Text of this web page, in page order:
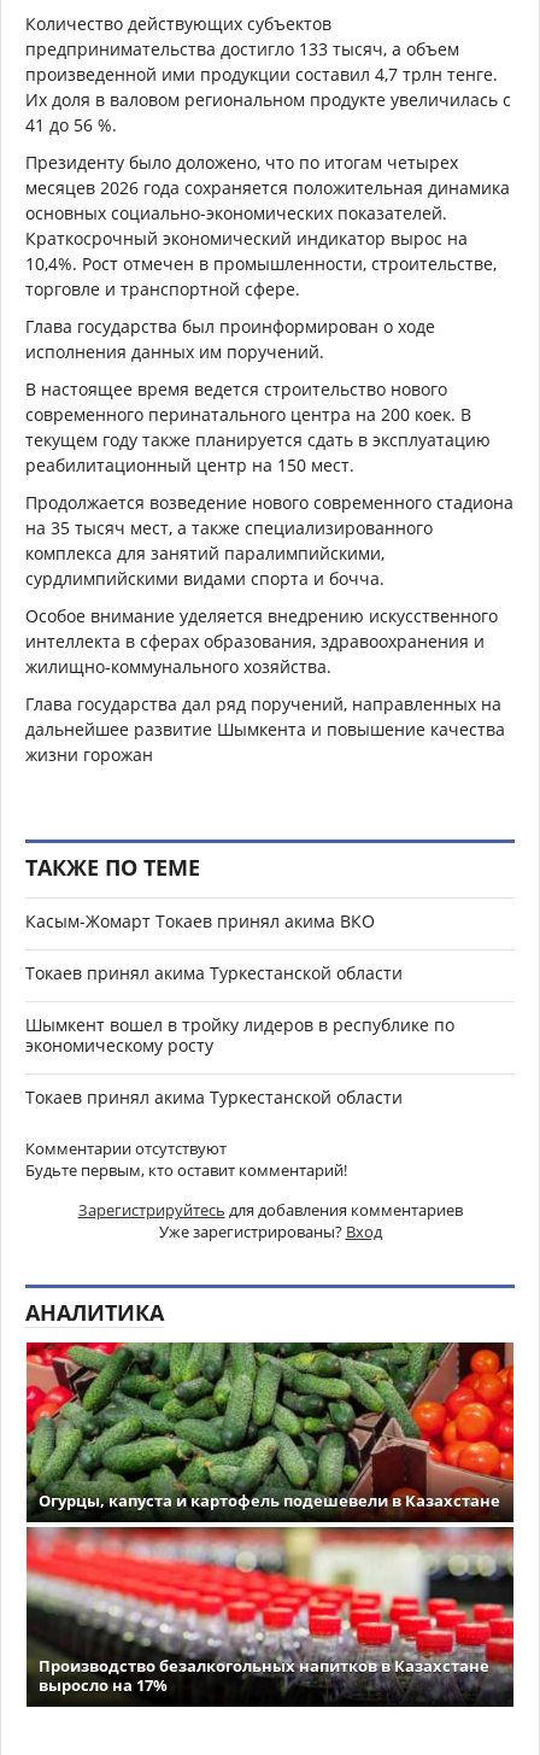
Количество действующих субъектов
предпринимательства достигло 133 тысяч, а объем
произведенной ими продукции составил 4,7 трлн тенге.
Их доля в валовом региональном продукте увеличилась с
41 до 56 %.
Президенту было доложено, что по итогам четырех
месяцев 2026 года сохраняется положительная динамика
основных социально-экономических показателей.
Краткосрочный экономический индикатор вырос на
10,4%. Рост отмечен в промышленности, строительстве,
торговле и транспортной сфере.
Глава государства был проинформирован о ходе
исполнения данных им поручений.
В настоящее время ведется строительство нового
современного перинатального центра на 200 коек. В
текущем году также планируется сдать в эксплуатацию
реабилитационный центр на 150 мест.
Продолжается возведение нового современного стадиона
на 35 тысяч мест, а также специализированного
комплекса для занятий паралимпийскими,
сурдлимпийскими видами спорта и бочча.
Особое внимание уделяется внедрению искусственного
интеллекта в сферах образования, здравоохранения и
жилищно-коммунального хозяйства.
Глава государства дал ряд поручений, направленных на
дальнейшее развитие Шымкента и повышение качества
жизни горожан
ТАКЖЕ ПО ТЕМЕ
Касым-Жомарт Токаев принял акима ВКО
Токаев принял акима Туркестанской области
Шымкент вошел в тройку лидеров в республике по
экономическому росту
Токаев принял акима Туркестанской области
Комментарии отсутствуют
Будьте первым, кто оставит комментарий!
Зарегистрируйтесь для добавления комментариев
Уже зарегистрированы? Вход
АНАЛИТИКА
Огурцы, капуста и картофель подешевели в Казахстане
Производство безалкогольных напитков в Казахстане
выросло на 17%